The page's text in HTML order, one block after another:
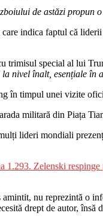
de astăzi propun o
indica faptul că
trimisul special al lui
nivel înalt, esențiale în
în timpul unei vizite
militară din Piața
lideri mondiali
Zelenski
amintit, nu reprezintă o
drept de autor, însă